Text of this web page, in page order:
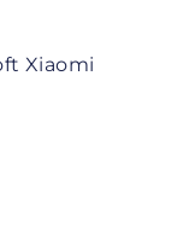
Xiaomi